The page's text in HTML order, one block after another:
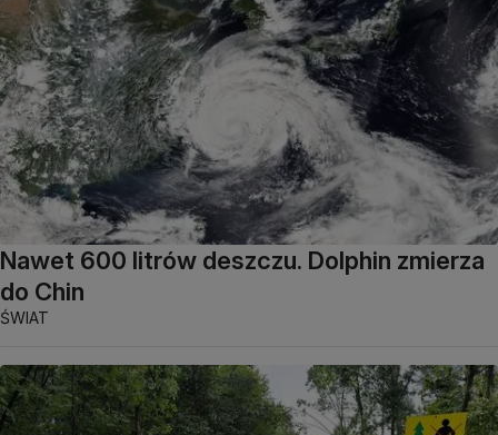
Nawet 600 litrów deszczu. Dolphin zmierza
do Chin
ŚWIAT